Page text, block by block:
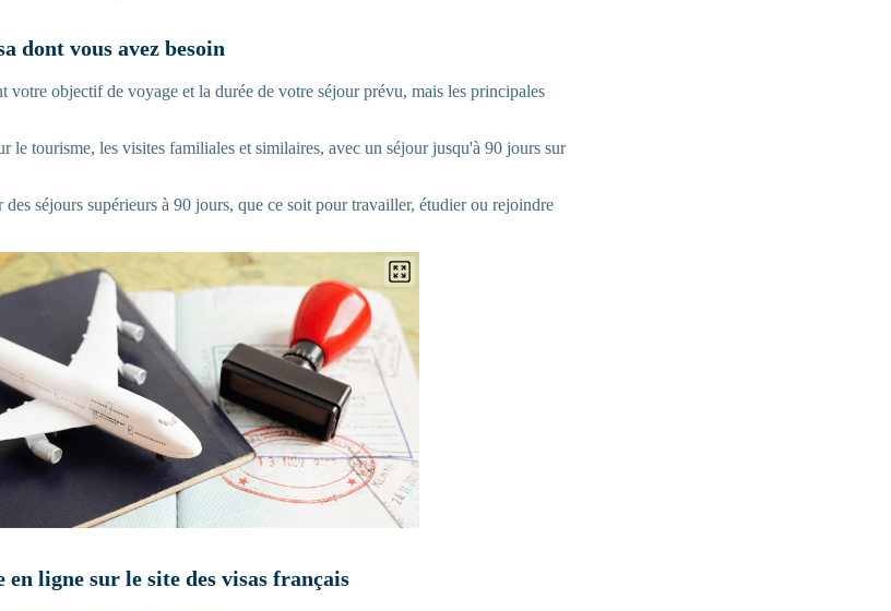
dont vous avez besoin
votre objectif de voyage et la durée de votre séjour prévu, mais les principales
le tourisme, les visites familiales et similaires, avec un séjour jusqu'à 90 jours sur
des séjours supérieurs à 90 jours, que ce soit pour travailler, étudier ou rejoindre
en ligne sur le site des visas français